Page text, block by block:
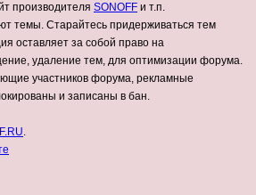
производителя SONOFF и т.п.
темы. Старайтесь придерживаться тем
оставляет за собой право на
удаление тем, для оптимизации форума.
участников форума, рекламные
и записаны в бан.
.